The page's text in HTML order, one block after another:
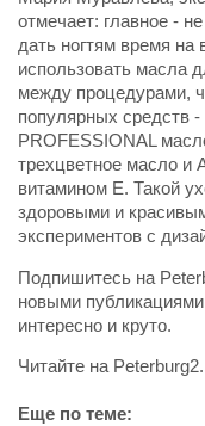
отмечает: главное -
дать ногтям время на
использовать масла
между процедурами,
популярных средств
PROFESSIONAL
трехцветное масло и
витамином Е. Такой
здоровыми и
экспериментов с
Подпишитесь на
новыми публикациями
интересно и круто.
Читайте на
Еще по теме: